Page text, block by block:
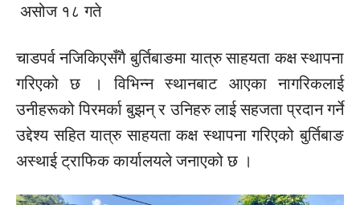
असोज १८ गते
चाडपर्व नजिकिएसँगै बुर्तिबाङमा यात्रु साहयता कक्ष स्थापना
गरिएको छ । विभिन्न स्थानबाट आएका नागरिकलाई
उनीहरूको पिरमर्काबुझन्र उनिहरु लाई सहजता प्रदान गर्ने
उद्देश्य सहित यात्रु साहयता कक्ष स्थापना गरिएको बुर्तिबाङ
अस्थाई ट्राफिक कार्यालयले जनाएको छ ।